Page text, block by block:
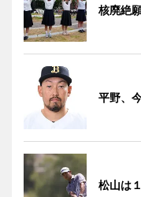
核廃絶
平野、
松山は